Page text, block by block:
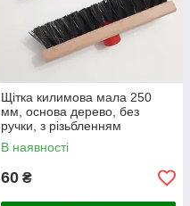
Щітка килимова мала 250
мм, основа дерево, без
ручки, з різьбленням
В наявності
60 ₴